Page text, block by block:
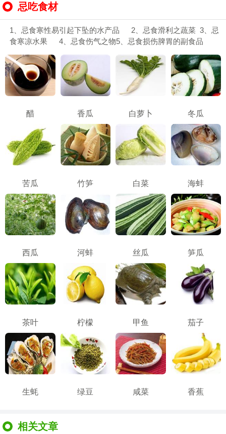
忌吃食材
1、忌食寒性易引起下坠的水产品 2、忌食滑利之蔬菜 3、忌
食寒凉水果 4、忌食伤气之物5、忌食损伤脾胃的副食品
醋 香瓜 白萝卜 冬瓜
苦瓜 竹笋 白菜 海蚌
西瓜 河蚌 丝瓜 笋瓜
茶叶 柠檬 甲鱼 茄子
生蚝 绿豆 咸菜 香蕉
相关文章